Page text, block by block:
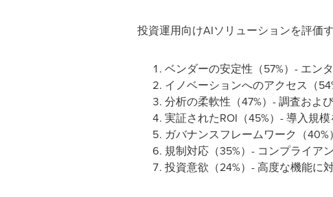
投資運用向けAIソリューションを評価
ベンダーの安定性（57%）- エン
イノベーションへのアクセス（
分析の柔軟性（47%）- 調査およ
実証されたROI（45%）- 導入規
ガバナンスフレームワーク（
規制対応（35%）- コンプライア
投資意欲（24%）- 高度な機能に